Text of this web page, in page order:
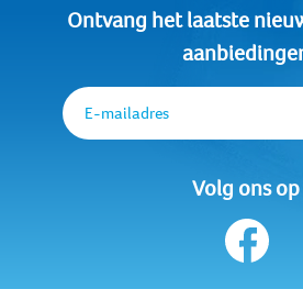
Ontvang het laatste
E-mailadres
Volg ons op